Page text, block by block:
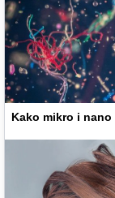
Kako mikro i